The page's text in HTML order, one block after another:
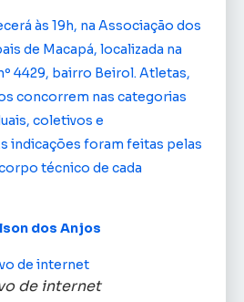
às 19h, na Associação dos
de Macapá, localizada na
4429, bairro Beirol. Atletas,
concorrem nas categorias
coletivos e
indicações foram feitas pelas
técnico de cada
dos Anjos
de internet